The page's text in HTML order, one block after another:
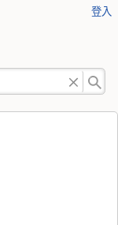
登入